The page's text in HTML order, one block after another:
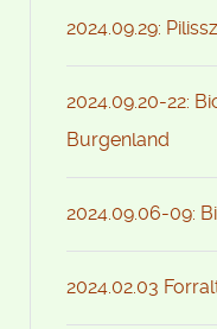
2024.09.29:
2024.09.20-22:
Burgenland
2024.09.06-09:
2024.02.03